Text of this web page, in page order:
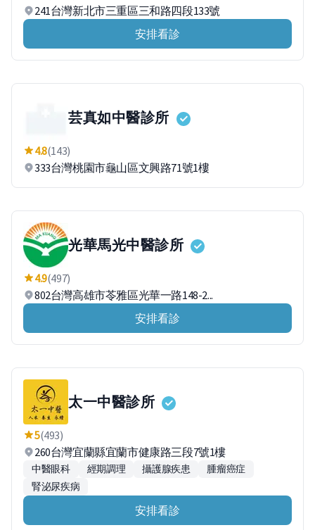
241台灣新北市三重區三和路四段133號
安排看診
芸真如中醫診所
4.8(143)
333台灣桃園市龜山區文興路71號1樓
光華馬光中醫診所
4.9(497)
802台灣高雄市苓雅區光華一路148-2...
安排看診
太一中醫診所
5(493)
260台灣宜蘭縣宜蘭市健康路三段7號1樓
中醫眼科 經期調理 攝護腺疾患
腫瘤癌症
腎泌尿疾病
安排看診